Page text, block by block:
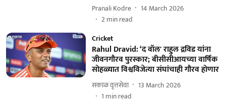
Pranali Kodre
14 March 2026
2min read
Cricket
Rahul Dravid: ‘द वॉल' राहुल द्रविड यांना
जीवनगौरव पुरस्कार; बीसीसीआयच्या वार्षिक
सोहळ्यात विश्वविजेत्या संघांचाही गौरव होणार
सकाळ वृत्तसेवा
13 March 2026
1 min read